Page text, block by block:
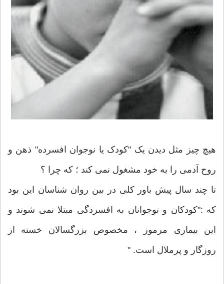
هیچ چیز مثل دیدن یک "کودک یا نوجوان افسرده" ذهن و
روح آدمی را به خود مشغول نمی کند ؛ که چرا ؟
تا چند سال پیش باور کلی در بین روان شناسان این بود
که :"کودکان و نوجوانان به افسردگی مبتلا نمی شوند و
این بیماری مرموز ، مخصوص بزرگسالان خسته از
روزگار و پرملال است. "